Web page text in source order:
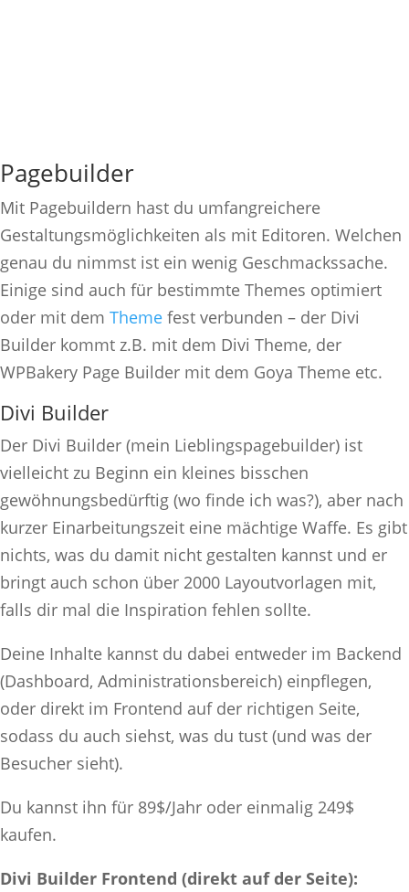
Pagebuilder
Mit Pagebuildern hast du umfangreichere
Gestaltungsmöglichkeiten als mit Editoren. Welchen
genau du nimmst ist ein wenig Geschmackssache.
Einige sind auch für bestimmte Themes optimiert
oder mit dem Theme fest verbunden – der Divi
Builder kommt z.B. mit dem Divi Theme, der
WPBakery Page Builder mit dem Goya Theme etc.
Divi Builder
Der Divi Builder (mein Lieblingspagebuilder) ist
vielleicht zu Beginn ein kleines bisschen
gewöhnungsbedürftig (wo finde ich was?), aber nach
kurzer Einarbeitungszeit eine mächtige Waffe. Es gibt
nichts, was du damit nicht gestalten kannst und er
bringt auch schon über 2000 Layoutvorlagen mit,
falls dir mal die Inspiration fehlen sollte.
Deine Inhalte kannst du dabei entweder im Backend
(Dashboard, Administrationsbereich) einpflegen,
oder direkt im Frontend auf der richtigen Seite,
sodass du auch siehst, was du tust (und was der
Besucher sieht).
Du kannst ihn für 89$/Jahr oder einmalig 249$
kaufen.
Divi Builder Frontend (direkt auf der Seite):